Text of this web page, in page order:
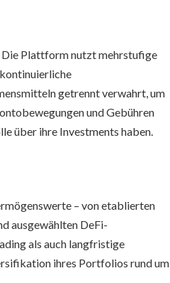
Die Plattform nutzt mehrstufige
getrennt verwahrt, um
und Gebühren
über ihre Investments haben.
– von etablierten
ausgewählten DeFi-
als auch langfristige
ihres Portfolios rund um